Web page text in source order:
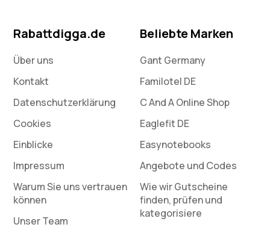
Rabattdigga.de
Über uns
Kontakt
Datenschutz­erklärung
Cookies
Einblicke
Impressum
Warum Sie uns vertrauen
können
Unser Team
Beliebte Marken
Gant Germany
Familotel DE
C And A Online Shop
Eaglefit DE
Easynotebooks
Angebote und Codes
Wie wir Gutscheine
finden, prüfen und
kategorisiere